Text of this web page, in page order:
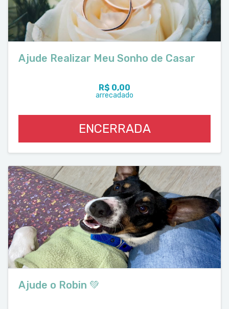
Ajude Realizar Meu Sonho de Casar
R$ 0,00
arrecadado
ENCERRADA
Ajude o Robin 💚